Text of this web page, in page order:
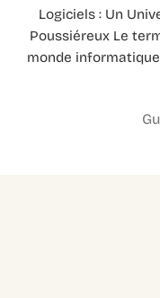
Logiciels : Un
Poussiéreux Le
monde